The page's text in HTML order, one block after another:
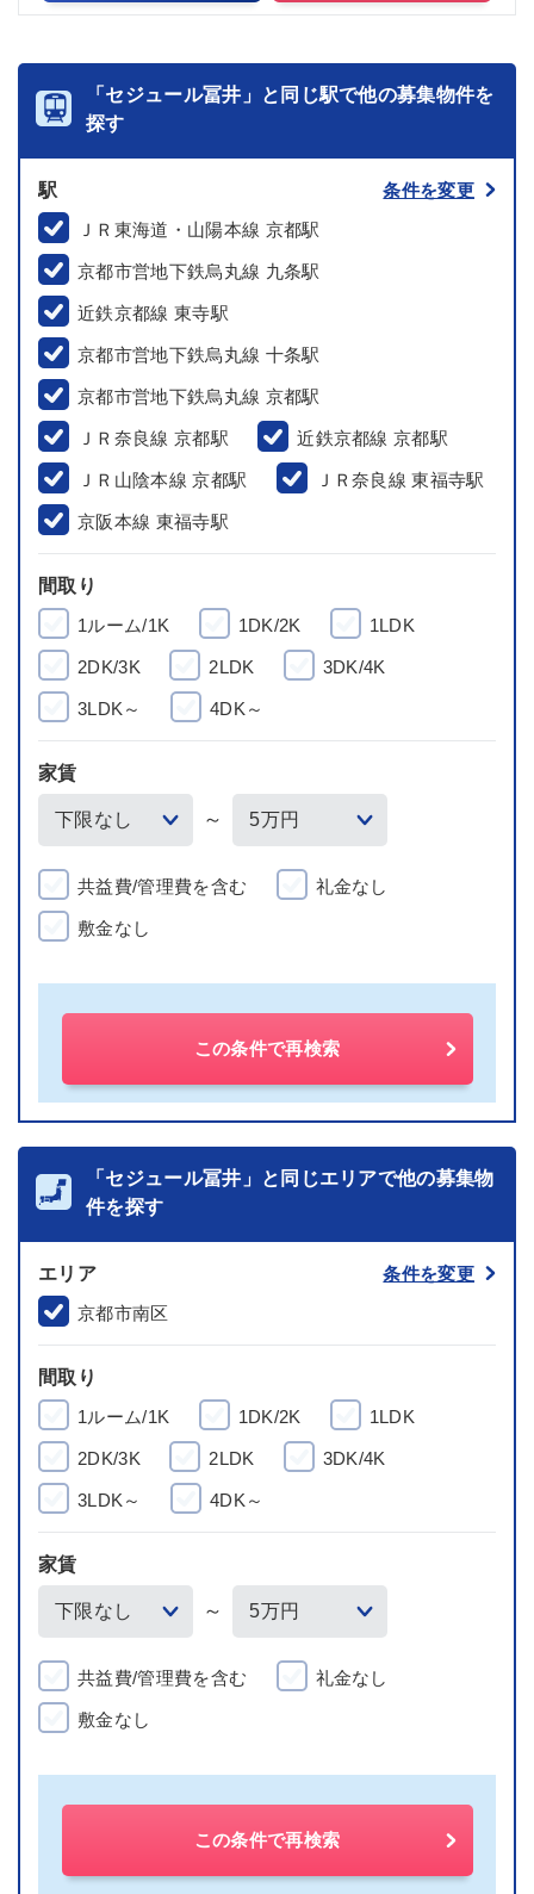
「セジュール冨井」と同じ駅で他の募集物件を
探す
駅
条件を変更
ＪＲ東海道・山陽本線 京都駅
京都市営地下鉄烏丸線 九条駅
近鉄京都線 東寺駅
京都市営地下鉄烏丸線 十条駅
京都市営地下鉄烏丸線 京都駅
ＪＲ奈良線 京都駅 近鉄京都線 京都駅
ＪＲ山陰本線 京都駅 ＪＲ奈良線 東福寺駅
京阪本線 東福寺駅
間取り
1ルーム/1K
1DK/2K 1LDK
2DK/3K 2LDK 3DK/4K
3LDK～ 4DK～
家賃
～
共益費/管理費を含む 礼金なし
敷金なし
この条件で再検索
「セジュール冨井」と同じエリアで他の募集物
件を探す
エリア
条件を変更
京都市南区
間取り
1ルーム/1K
1DK/2K 1LDK
2DK/3K 2LDK 3DK/4K
3LDK～ 4DK～
家賃
～
共益費/管理費を含む 礼金なし
敷金なし
この条件で再検索